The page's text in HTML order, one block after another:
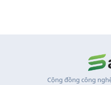
Cộng đồng công